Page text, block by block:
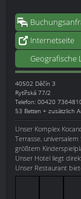
Internetseite
Geografische
40502 Děčín 3
Rytířská 77/2
Telefon: 00420
53 Betten + zusätzlich
Unser Komplex
Terrasse,
größtem
Unser Hotel liegt
Unser Restaurant